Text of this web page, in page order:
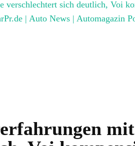
sich deutlich, Voi
| Auto News | Automagazin